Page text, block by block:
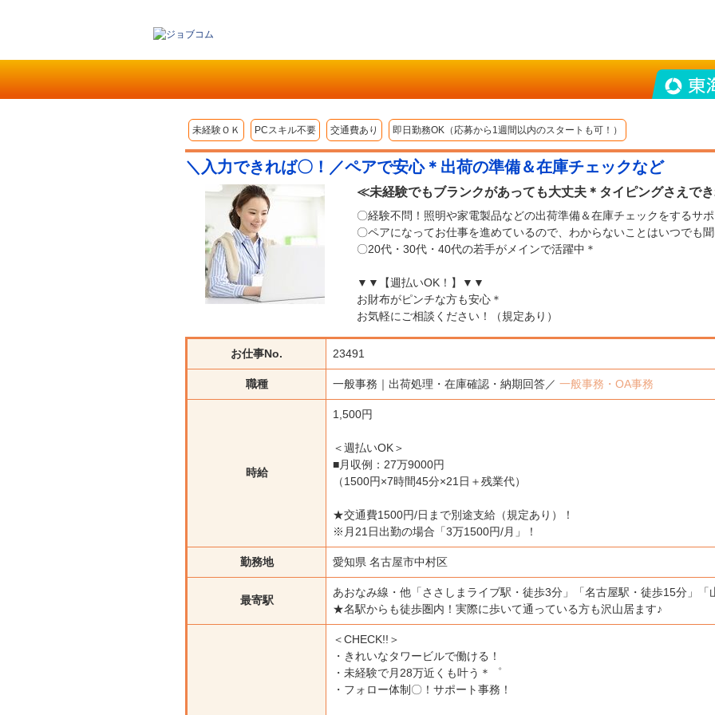
未経験ＯＫ PCスキル不要 交通費あり 即日勤務OK（応募から1週間以内のスタートも可！）
＼入力できれば〇！／ペアで安心＊出荷の準備＆在庫チェックなど
≪未経験でもブランクがあっても大丈夫＊タイピングさえで
〇経験不問！照明や家電製品などの出荷準備＆在庫チェックをするサポ
〇ペアになってお仕事を進めているので、わからないことはいつでも聞
〇20代・30代・40代の若手がメインで活躍中＊
▼▼【週払いOK！】▼▼
お財布がピンチな方も安心＊
お気軽にご相談ください！（規定あり）
お仕事No. 23491
職種 一般事務｜出荷処理・在庫確認・納期回答／ 一般事務・OA事務
時給
1,500円
＜週払いOK＞
■月収例：27万9000円
（1500円×7時間45分×21日＋残業代）
★交通費1500円/日まで別途支給（規定あり）！
※月21日出勤の場合「3万1500円/月」！
勤務地 愛知県 名古屋市中村区
最寄駅
あおなみ線・他「ささしまライブ駅・徒歩3分」「名古屋駅・徒歩15分」「
★名駅からも徒歩圏内！実際に歩いて通っている方も沢山居ます♪
＜CHECK!!＞
・きれいなタワービルで働ける！
・未経験で月28万近くも叶う＊゜
・フォロー体制〇！サポート事務！